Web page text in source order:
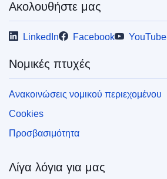
Ακολουθήστε μας
LinkedIn Facebook YouTube
Νομικές πτυχές
Ανακοινώσεις νομικού περιεχομένου
Cookies
Προσβασιμότητα
Λίγα λόγια για μας